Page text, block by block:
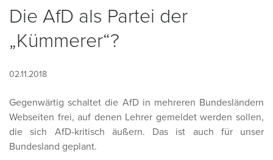
Die AfD als Partei der
„Kümmerer“?
02.11.2018
Gegenwärtig schaltet die AfD in mehreren Bundesländern
Webseiten frei, auf denen Lehrer gemeldet werden sollen,
die sich AfD-kritisch äußern. Das ist auch für unser
Bundesland geplant.